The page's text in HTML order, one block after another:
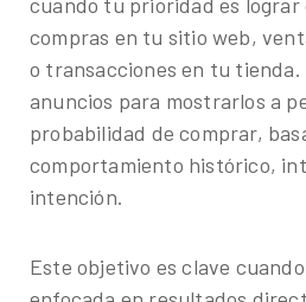
compras en tu sitio web,
o transacciones en tu
anuncios para mostrarlos a
probabilidad de comprar,
comportamiento histórico,
intención.
Este objetivo es clave